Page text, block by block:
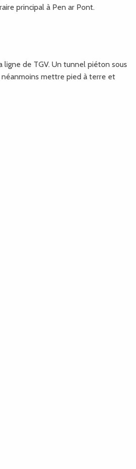
principal à Pen ar Pont.
ligne de TGV. Un tunnel piéton sous
mettre pied à terre et